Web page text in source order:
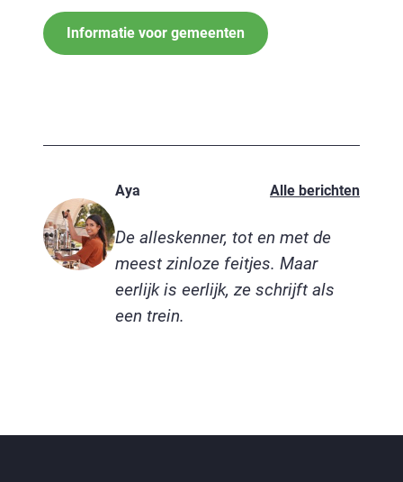
Informatie voor gemeenten
Aya Alle berichten
De alleskenner, tot en met de
meest zinloze feitjes. Maar
eerlijk is eerlijk, ze schrijft als
een trein.